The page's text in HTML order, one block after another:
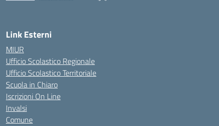
Link Esterni
MIUR
Ufficio Scolastico Regionale
Ufficio Scolastico Territoriale
Scuola in Chiaro
Iscrizioni On Line
Invalsi
Comune